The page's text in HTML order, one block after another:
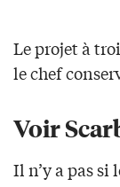
Le projet à
le chef
Voir
Il n’y a pas